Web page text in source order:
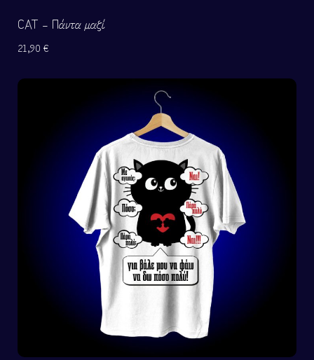
CAT – Πάντα μαζί
21,90 €